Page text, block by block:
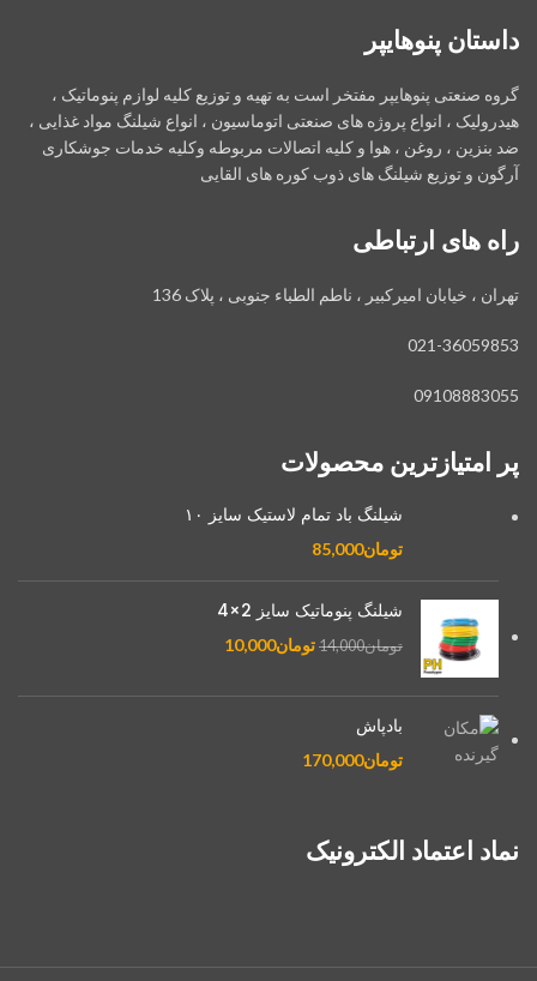
داستان پنوهایپر
گروه صنعتی پنوهایپر مفتخر است به تهیه و توزیع کلیه لوازم پنوماتیک ،
هیدرولیک ، انواع پروژه های صنعتی اتوماسیون ، انواع شیلنگ مواد غذایی ،
ضد بنزین ، روغن ، هوا و کلیه اتصالات مربوطه وکلیه خدمات جوشکاری
آرگون و توزیع شیلنگ های ذوب کوره های القایی
راه های ارتباطی
تهران ، خیابان امیرکبیر ، ناطم الطباء جنوبی ، پلاک 136
021-36059853
09108883055
پر امتیازترین محصولات
شیلنگ باد تمام لاستیک سایز ۱۰
تومان85,000
شیلنگ پنوماتیک سایز 2×4
تومان14,000 تومان10,000
بادپاش
تومان170,000
نماد اعتماد الکترونیک